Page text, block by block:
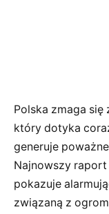
Polska zmaga się
który dotyka
generuje
Najnowszy raport
pokazuje
związaną z